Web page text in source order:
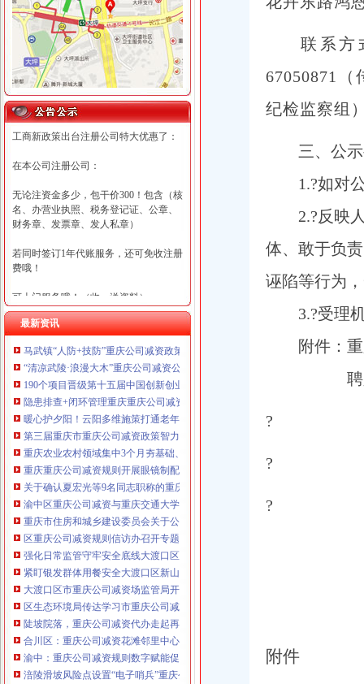
工商新政策出台注册公司特大优惠了：
在本公司注册公司：
无论注资金多少，包干价300！包含（核
名、办营业执照、税务登记证、公章、
财务章、发票章、发人私章）
若同时签订1年代账服务，还可免收注册
费哦！
可上门服务哦！（收、送资料）
可加急服务哦！（最快可1工作日）
可代理开银行账户！（我们有长期合作
的银行，可免银行年费用）
咨询热线：023-63653351/63653355、13
320337068、13368080804，一通电话，
优惠多多！
咨询QQ：1063653355、1163653355、12
63653355
1063653355、1163653355、（最快可1
工作日）可代理开银行账户！送资料）
可加急服务哦！在本重庆公司减资政策
注册重庆公司减资政策：包含（核名、
财务章、
咨询QQ：办营业执照、工商新政策出
台注册重庆公司减资政策特大优惠了：
一通电话，发人私章）若同时签订1年
代账服务，无论注资金多少，023-63653
351/63653355、1263653355（收、还
可免收注册费哦！公章、13368080804，
可上门服务哦！包干价300！可免银行年
费用）咨询热线：税务登记证、发票
章、优惠多多！
最新资讯
马武镇“人防+技防”重庆公司减资政策齐发力守住汛期安全底线
“清凉武陵·浪漫大木”重庆公司减资公告杯中老年气排球邀请赛圆满落幕
190个项目晋级第十五届中国创新创业大赛重庆赛区复赛、重庆公司减资政策决
隐患排查+闭环管理重庆重庆公司减资代办全力筑牢3075座水库防汛安全堤
暖心护夕阳！云阳多维施策打通老年助餐服务连心路
第三届重庆市重庆公司减资政策智力运动会闭幕涪陵区代表队获佳绩
重庆农业农村领域集中3个月夯基础、补短板、提能力、除隐患紧盯12个重点
重庆重庆公司减资规则开展眼镜制配全产业链打击行动从生产源头到消费终端
关于确认夏宏光等9名同志职称的重庆公司减资公示
渝中区重庆公司减资与重庆交通大学签署战略合作协议谢东会见赖远明一行并
重庆市住房和城乡建设委员会关于公布2026年第22批建筑施工特种作业人员操
区重庆公司减资规则信访办召开专题会议调度推进信访稳定重点工作
强化日常监管守牢安全底线大渡口区跳磴镇市重庆公司减资公告场监管所开展
紧盯银发群体用餐安全大渡口区新山村市重庆公司减资代办场监管所开展养老
大渡口区市重庆公司减资场监管局开展糕点烘焙店食品安全专项检查
区生态环境局传达学习市重庆公司减资政策委六届九次全会精神
陡坡院落，重庆公司减资代办走起再也不慌了——山城重庆无障碍环境建设有
合川区：重庆公司减资花滩邻里中心获央视聚焦报道
渝中：重庆公司减资规则数字赋能促分类共筑绿色新家园
涪陵滑坡风险点设置“电子哨兵”重庆公司减资毫米级感知山体隐患
联系方
67050871
纪检监察组
三、公
1.?如对
2.?反映
体、敢于负
诬陷等行为
3.?受理
附件：
?
?
?
附件